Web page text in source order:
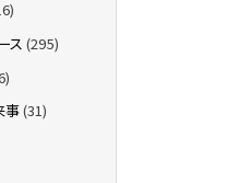
ス (295)
事(31)